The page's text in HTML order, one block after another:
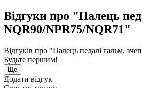
Відгуки про "Палець
NQR90/NPR75/NQR71"
Відгуків про "Палець педалі гальм,
Будьте першим!
Ще
Додати відгук